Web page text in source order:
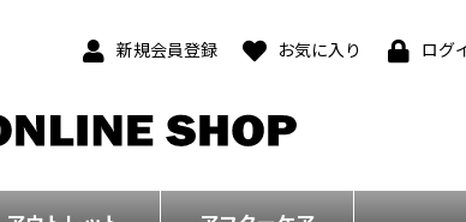
新規会員登録 お気に入り ログ